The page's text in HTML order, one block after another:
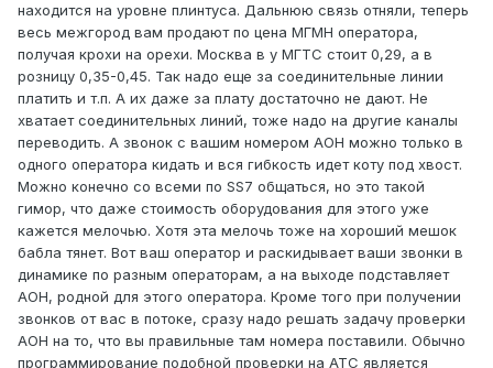
находится на уровне плинтуса. Дальнюю связь отняли, теперь
весь межгород вам продают по цена МГМН оператора,
получая крохи на орехи. Москва в у МГТС стоит 0,29, а в
розницу 0,35-0,45. Так надо еще за соединительные линии
платить и т.п. А их даже за плату достаточно не дают. Не
хватает соединительных линий, тоже надо на другие каналы
переводить. А звонок с вашим номером АОН можно только в
одного оператора кидать и вся гибкость идет коту под хвост.
Можно конечно со всеми по SS7 общаться, но это такой
гимор, что даже стоимость оборудования для этого уже
кажется мелочью. Хотя эта мелочь тоже на хороший мешок
бабла тянет. Вот ваш оператор и раскидывает ваши звонки в
динамике по разным операторам, а на выходе подставляет
АОН, родной для этого оператора. Кроме того при получении
звонков от вас в потоке, сразу надо решать задачу проверки
АОН на то, что вы правильные там номера поставили. Обычно
программирование подобной проверки на АТС является